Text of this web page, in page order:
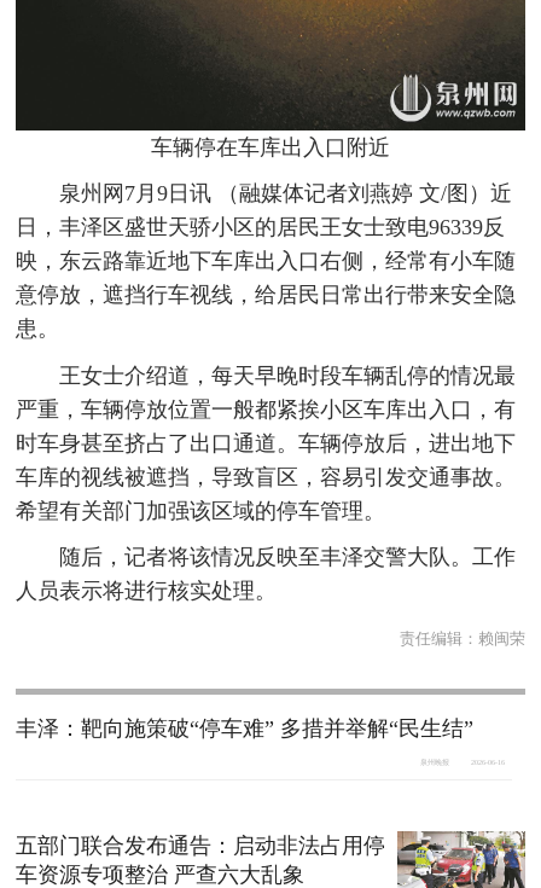
车辆停在车库出入口附近
泉州网7月9日讯 （融媒体记者刘燕婷 文/图）近
日，丰泽区盛世天骄小区的居民王女士致电96339反
映，东云路靠近地下车库出入口右侧，经常有小车随
意停放，遮挡行车视线，给居民日常出行带来安全隐
患。
王女士介绍道，每天早晚时段车辆乱停的情况最
严重，车辆停放位置一般都紧挨小区车库出入口，有
时车身甚至挤占了出口通道。车辆停放后，进出地下
车库的视线被遮挡，导致盲区，容易引发交通事故。
希望有关部门加强该区域的停车管理。
随后，记者将该情况反映至丰泽交警大队。工作
人员表示将进行核实处理。
责任编辑： 赖闽荣
丰泽：靶向施策破“停车难” 多措并举解“民生结”
泉州晚报 2026-06-16
五部门联合发布通告：启动非法占用停
车资源专项整治 严查六大乱象